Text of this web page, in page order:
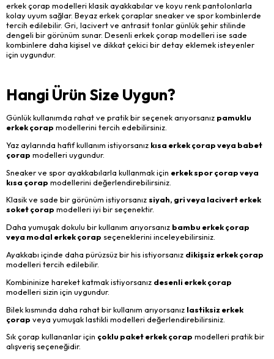
erkek çorap modelleri klasik ayakkabılar ve koyu renk pantolonlarla
kolay uyum sağlar. Beyaz erkek çoraplar sneaker ve spor kombinlerde
tercih edilebilir. Gri, lacivert ve antrasit tonlar günlük şehir stilinde
dengeli bir görünüm sunar. Desenli erkek çorap modelleri ise sade
kombinlere daha kişisel ve dikkat çekici bir detay eklemek isteyenler
için uygundur.
Hangi Ürün Size Uygun?
Günlük kullanımda rahat ve pratik bir seçenek arıyorsanız pamuklu
erkek çorap modellerini tercih edebilirsiniz.
Yaz aylarında hafif kullanım istiyorsanız kısa erkek çorap veya babet
çorap modelleri uygundur.
Sneaker ve spor ayakkabılarla kullanmak için erkek spor çorap veya
kısa çorap modellerini değerlendirebilirsiniz.
Klasik ve sade bir görünüm istiyorsanızsiyah, gri veya lacivert erkek
soket çorap modelleri iyi bir seçenektir.
Daha yumuşak dokulu bir kullanım arıyorsanız bambu erkek çorap
veya modal erkek çorap seçeneklerini inceleyebilirsiniz.
Ayakkabı içinde daha pürüzsüz bir his istiyorsanız dikişsiz erkek çorap
modelleri tercih edilebilir.
Kombininize hareket katmak istiyorsanız desenli erkek çorap
modelleri sizin için uygundur.
Bilek kısmında daha rahat bir kullanım arıyorsanız lastiksiz erkek
çorap veya yumuşak lastikli modelleri değerlendirebilirsiniz.
Sık çorap kullananlar için çoklu paket erkek çorap modelleri pratik bir
alışveriş seçeneğidir.